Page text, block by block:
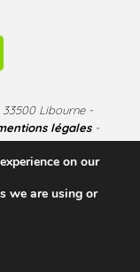
33500 Libourne -
légales-
on our
we are using or